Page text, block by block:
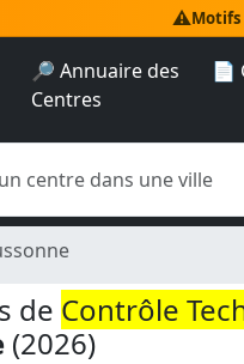
⚠️
🔎 Annuaire des
Centres
📄
de Contrôle
(2026)